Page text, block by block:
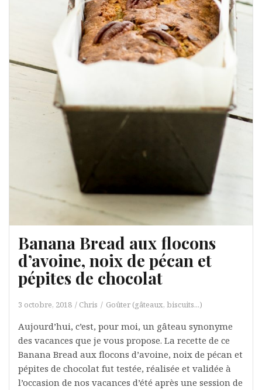
Banana Bread aux flocons
d’avoine, noix de pécan et
pépites de chocolat
3 octobre, 2018 Chris Goûter (gâteaux, biscuits...)
Aujourd’hui, c’est, pour moi, un gâteau synonyme
des vacances que je vous propose. La recette de ce
Banana Bread aux flocons d’avoine, noix de pécan et
pépites de chocolat fut testée, réalisée et validée à
l’occasion de nos vacances d’été après une session de